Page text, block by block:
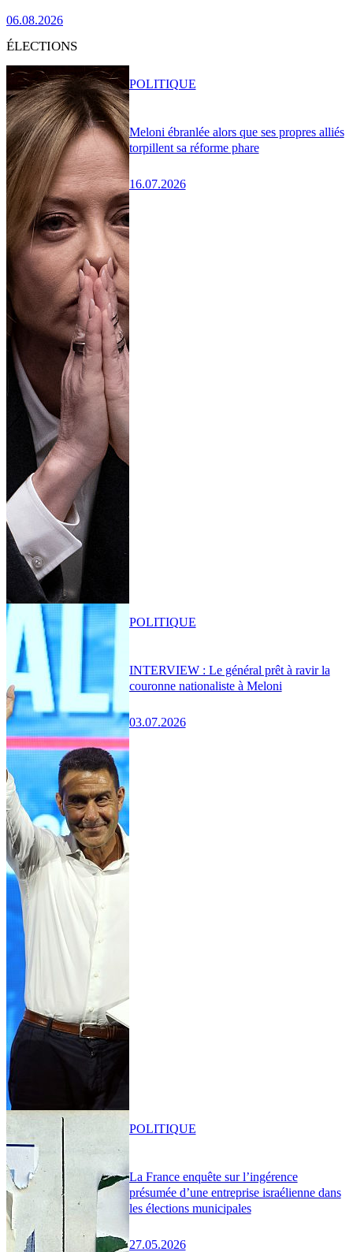
06.08.2026
ÉLECTIONS
Meloni ébranlée alors que ses propres alliés
torpillent sa réforme phare
16.07.2026
POLITIQUE
INTERVIEW : Le général prêt à ravir la
couronne nationaliste à Meloni
03.07.2026
POLITIQUE
La France enquête sur l’ingérence
présumée d’une entreprise israélienne dans
les élections municipales
27.05.2026
POLITIQUE